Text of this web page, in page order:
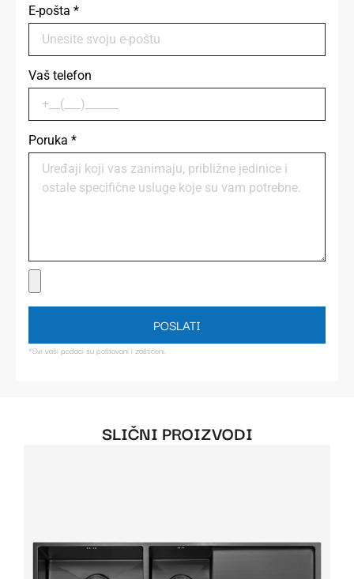
E-pošta *
Vaš telefon
Poruka *
POSLATI
*Svi vaši podaci su poštovani i zaštićeni.
SLIČNI PROIZVODI